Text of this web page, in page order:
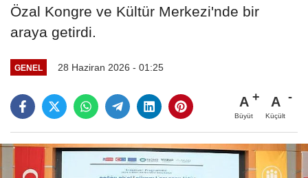
Özal Kongre ve Kültür Merkezi'nde bir
araya getirdi.
GENEL 28 Haziran 2026 - 01:25
A
Büyüt
A
Küçült